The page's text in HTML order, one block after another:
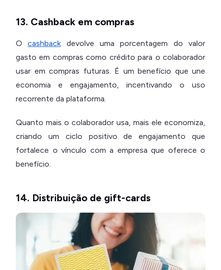
13. Cashback em compras
Ocashback devolve uma porcentagem do valor
gasto em compras como crédito para o colaborador
usar em compras futuras. É um benefício que une
economia e engajamento, incentivando o uso
recorrente da plataforma.
Quanto mais o colaborador usa, mais ele economiza,
criando um ciclo positivo de engajamento que
fortalece o vínculo com a empresa que oferece o
benefício.
14. Distribuição de gift-cards